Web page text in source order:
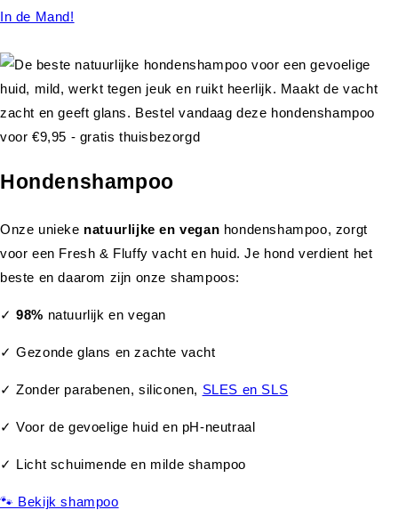
In de Mand!
Hondenshampoo
Onze unieke natuurlijke en vegan hondenshampoo, zorgt
voor een Fresh & Fluffy vacht en huid. Je hond verdient het
beste en daarom zijn onze shampoos:
✓98% natuurlijk en vegan
✓ Gezonde glans en zachte vacht
✓ Zonder parabenen, siliconen, SLES en SLS
✓ Voor de gevoelige huid en pH-neutraal
✓ Licht schuimende en milde shampoo
🐾 Bekijk shampoo